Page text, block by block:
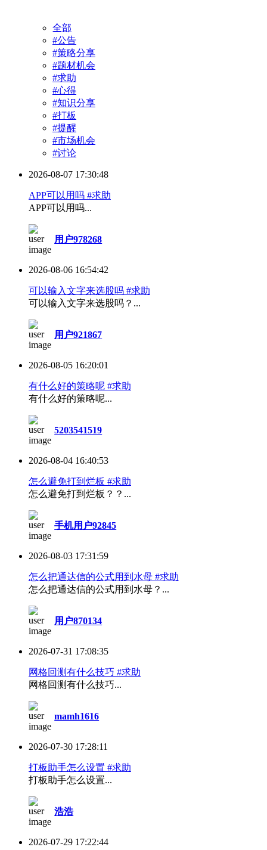
全部
#公告
#策略分享
#题材机会
#求助
#心得
#知识分享
#打板
#提醒
#市场机会
#讨论
2026-08-07 17:30:48
APP可以用吗 #求助
APP可以用吗...
用户978268
2026-08-06 16:54:42
可以输入文字来选股吗 #求助
可以输入文字来选股吗？...
用户921867
2026-08-05 16:20:01
有什么好的策略呢 #求助
有什么好的策略呢...
5203541519
2026-08-04 16:40:53
怎么避免打到烂板 #求助
怎么避免打到烂板？？...
手机用户92845
2026-08-03 17:31:59
怎么把通达信的公式用到水母 #求助
怎么把通达信的公式用到水母？...
用户870134
2026-07-31 17:08:35
网格回测有什么技巧 #求助
网格回测有什么技巧...
mamh1616
2026-07-30 17:28:11
打板助手怎么设置 #求助
打板助手怎么设置...
浩浩
2026-07-29 17:22:44